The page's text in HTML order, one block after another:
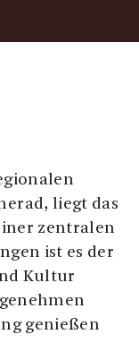
liegt das
zentralen
ist es der
Kultur
genießen